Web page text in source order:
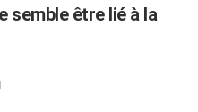
semble être lié à la